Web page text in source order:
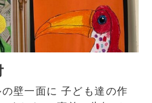
壁一面に 子ども達の作